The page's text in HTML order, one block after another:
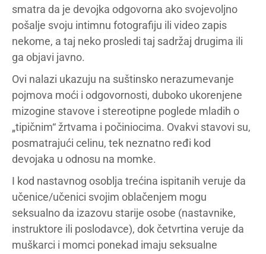
smatra da je devojka odgovorna ako svojevoljno
pošalje svoju intimnu fotografiju ili video zapis
nekome, a taj neko prosledi taj sadržaj drugima ili
ga objavi javno.
Ovi nalazi ukazuju na suštinsko nerazumevanje
pojmova moći i odgovornosti, duboko ukorenjene
mizogine stavove i stereotipne poglede mladih o
„tipičnim“ žrtvama i počiniocima. Ovakvi stavovi su,
posmatrajući celinu, tek neznatno ređi kod
devojaka u odnosu na momke.
I kod nastavnog osoblja trećina ispitanih veruje da
učenice/učenici svojim oblačenjem mogu
seksualno da izazovu starije osobe (nastavnike,
instruktore ili poslodavce), dok četvrtina veruje da
muškarci i momci ponekad imaju seksualne